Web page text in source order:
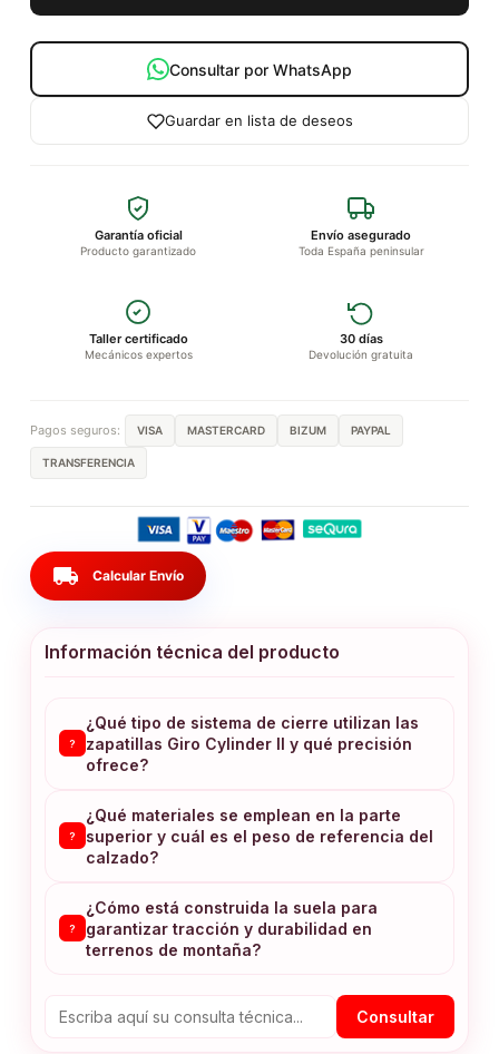
Consultar por WhatsApp
Guardar en lista de deseos
Garantía oficial
Producto garantizado
Envío asegurado
Toda España peninsular
Taller certificado
Mecánicos expertos
30 días
Devolución gratuita
Pagos seguros: VISA MASTERCARD BIZUM PAYPAL
TRANSFERENCIA
local_shipping Calcular Envío
Información técnica del producto
?
¿Qué tipo de sistema de cierre utilizan las
zapatillas Giro Cylinder II y qué precisión
ofrece?
?
¿Qué materiales se emplean en la parte
superior y cuál es el peso de referencia del
calzado?
?
¿Cómo está construida la suela para
garantizar tracción y durabilidad en
terrenos de montaña?
Consultar